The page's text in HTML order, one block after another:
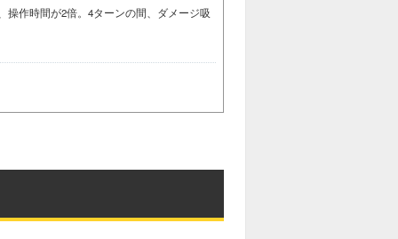
操作時間が2倍。4ターンの間、ダメージ吸